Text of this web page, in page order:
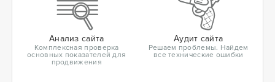
Анализ сайта
Комплексная проверка
основных показателей для
продвижения
Аудит сайта
Решаем проблемы. Найдем
все технические ошибки